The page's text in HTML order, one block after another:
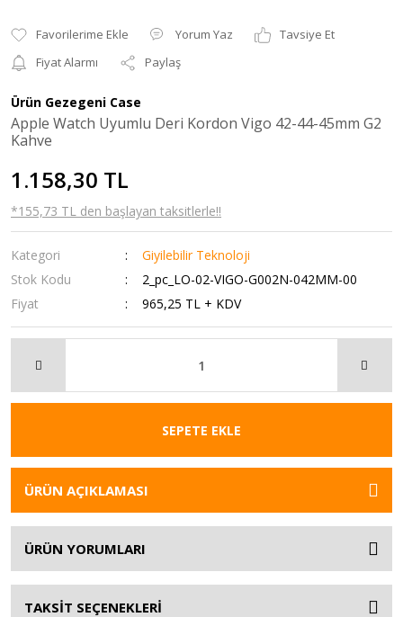
Yorum Yaz
Tavsiye Et
Fiyat Alarmı
Paylaş
Ürün Gezegeni Case
Apple Watch Uyumlu Deri Kordon Vigo 42-44-45mm G2
Kahve
1.158,30 TL
*155,73 TL den başlayan taksitlerle!!
Kategori
Giyilebilir Teknoloji
Stok Kodu
2_pc_LO-02-VIGO-G002N-042MM-00
Fiyat
965,25 TL + KDV
SEPETE EKLE
ÜRÜN AÇIKLAMASI
ÜRÜN YORUMLARI
TAKSİT SEÇENEKLERİ